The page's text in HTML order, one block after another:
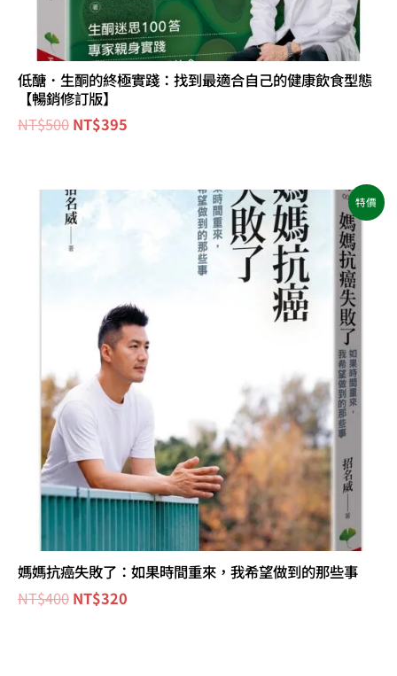
低醣．生酮的終極實踐：找到最適合自己的健康飲食型態
【暢銷修訂版】
NT$500 NT$395
特價
媽媽抗癌失敗了：如果時間重來，我希望做到的那些事
NT$400
原
始
格：
NT$320